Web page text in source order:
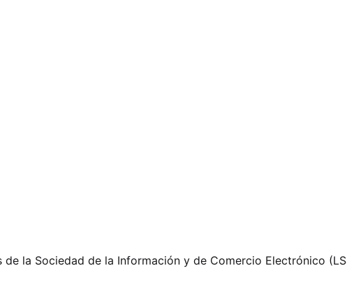
la Sociedad de la Información y de Comercio Electrónico